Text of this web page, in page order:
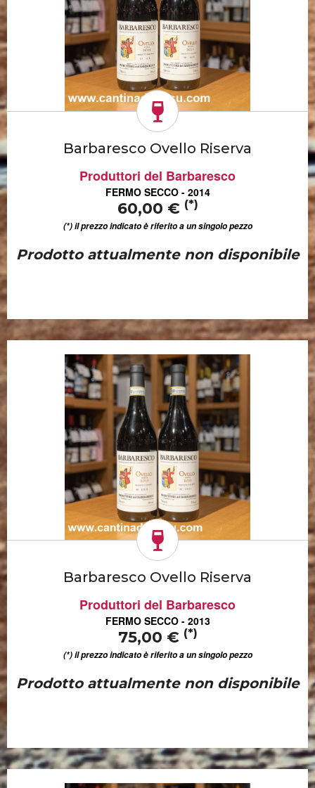
Barbaresco Ovello Riserva
Produttori del Barbaresco
FERMO SECCO - 2014
60,00 € (*)
(*) il prezzo indicato è riferito a un singolo pezzo
Prodotto attualmente non disponibile
Barbaresco Ovello Riserva
Produttori del Barbaresco
FERMO SECCO - 2013
75,00 € (*)
(*) il prezzo indicato è riferito a un singolo pezzo
Prodotto attualmente non disponibile